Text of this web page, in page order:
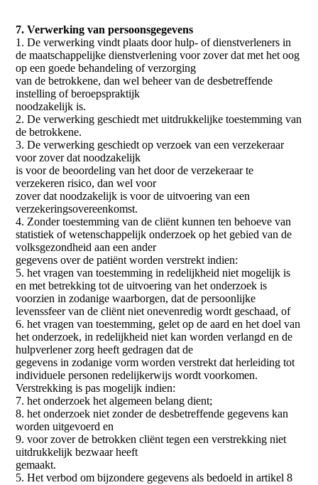
7. Verwerking van persoonsgegevens
1. De verwerking vindt plaats door hulp- of dienstverleners in
de maatschappelijke dienstverlening voor zover dat met het oog
op een goede behandeling of verzorging
van de betrokkene, dan wel beheer van de desbetreffende
instelling of beroepspraktijk
noodzakelijk is.
2. De verwerking geschiedt met uitdrukkelijke toestemming van
de betrokkene.
3. De verwerking geschiedt op verzoek van een verzekeraar
voor zover dat noodzakelijk
is voor de beoordeling van het door de verzekeraar te
verzekeren risico, dan wel voor
zover dat noodzakelijk is voor de uitvoering van een
verzekeringsovereenkomst.
4. Zonder toestemming van de cliënt kunnen ten behoeve van
statistiek of wetenschappelijk onderzoek op het gebied van de
volksgezondheid aan een ander
gegevens over de patiënt worden verstrekt indien:
5. het vragen van toestemming in redelijkheid niet mogelijk is
en met betrekking tot de uitvoering van het onderzoek is
voorzien in zodanige waarborgen, dat de persoonlijke
levenssfeer van de cliënt niet onevenredig wordt geschaad, of
6. het vragen van toestemming, gelet op de aard en het doel van
het onderzoek, in redelijkheid niet kan worden verlangd en de
hulpverlener zorg heeft gedragen dat de
gegevens in zodanige vorm worden verstrekt dat herleiding tot
individuele personen redelijkerwijs wordt voorkomen.
Verstrekking is pas mogelijk indien:
7. het onderzoek het algemeen belang dient;
8. het onderzoek niet zonder de desbetreffende gegevens kan
worden uitgevoerd en
9. voor zover de betrokken cliënt tegen een verstrekking niet
uitdrukkelijk bezwaar heeft
gemaakt.
5. Het verbod om bijzondere gegevens als bedoeld in artikel 8